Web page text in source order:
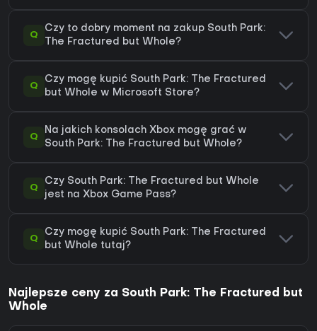
Q
Czy to dobry moment na zakup South Park:
The Fractured but Whole?
Q
Czy mogę kupić South Park: The Fractured
but Whole w Microsoft Store?
Q
Na jakich konsolach Xbox mogę grać w
South Park: The Fractured but Whole?
Q
Czy South Park: The Fractured but Whole
jest na Xbox Game Pass?
Q
Czy mogę kupić South Park: The Fractured
but Whole tutaj?
Najlepsze ceny za South Park: The Fractured but
Whole